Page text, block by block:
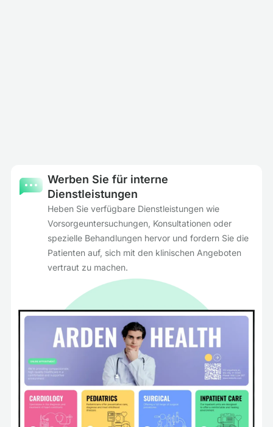
Werben Sie für interne
Dienstleistungen
Heben Sie verfügbare Dienstleistungen wie
Vorsorgeuntersuchungen, Konsultationen oder
spezielle Behandlungen hervor und fordern Sie die
Patienten auf, sich mit den klinischen Angeboten
vertraut zu machen.